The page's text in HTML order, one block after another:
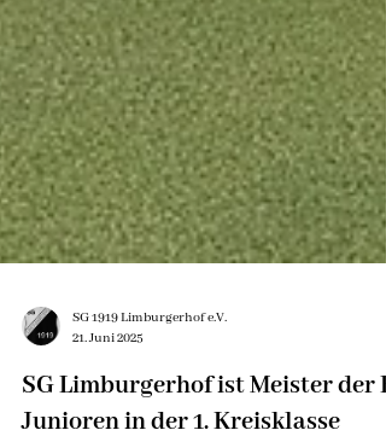
SG 1919 Limburgerhof e.V.